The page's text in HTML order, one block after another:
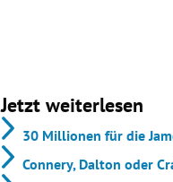
Jetzt weiterlesen
30 Millionen für die
Connery, Dalton oder